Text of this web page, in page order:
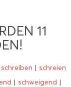
11
schreiben | schreien
| schweigend |